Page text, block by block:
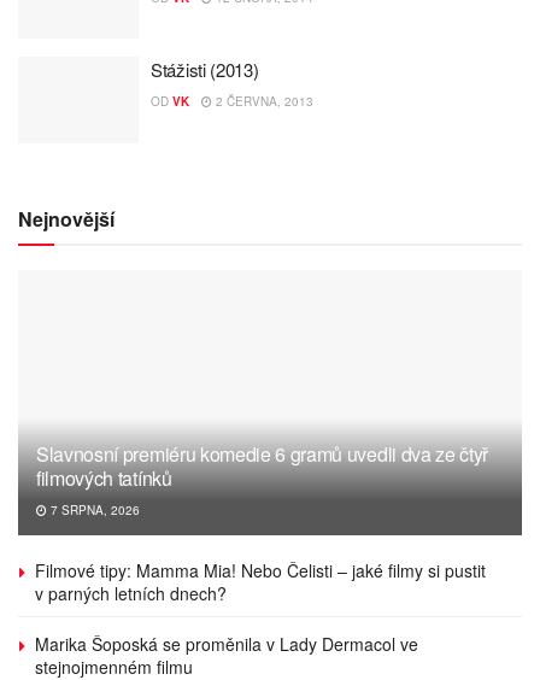
Stážisti (2013)
OD VK 2 ČERVNA, 2013
Nejnovější
Slavnosní premiéru komedie 6 gramů uvedli dva ze čtyř
filmových tatínků
7 SRPNA, 2026
Filmové tipy: Mamma Mia! Nebo Čelisti – jaké filmy si pustit
v parných letních dnech?
Marika Šoposká se proměnila v Lady Dermacol ve
stejnojmenném filmu